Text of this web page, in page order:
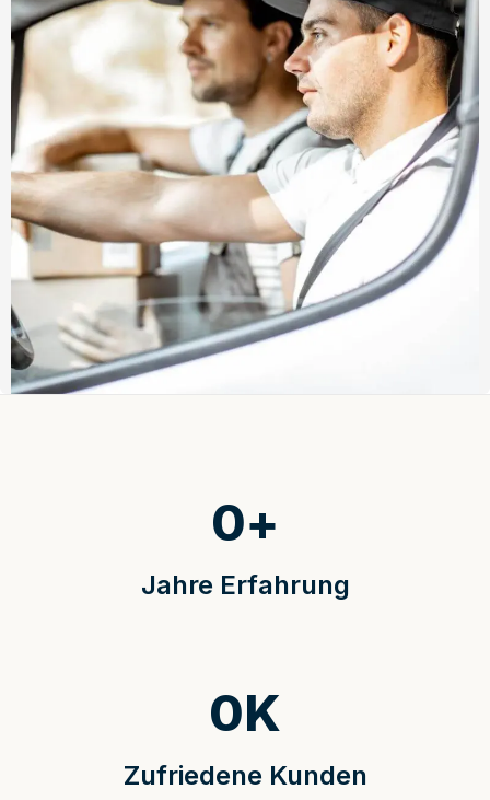
Jahre Erfahrung
0+
Zufriedene Kunden
0K